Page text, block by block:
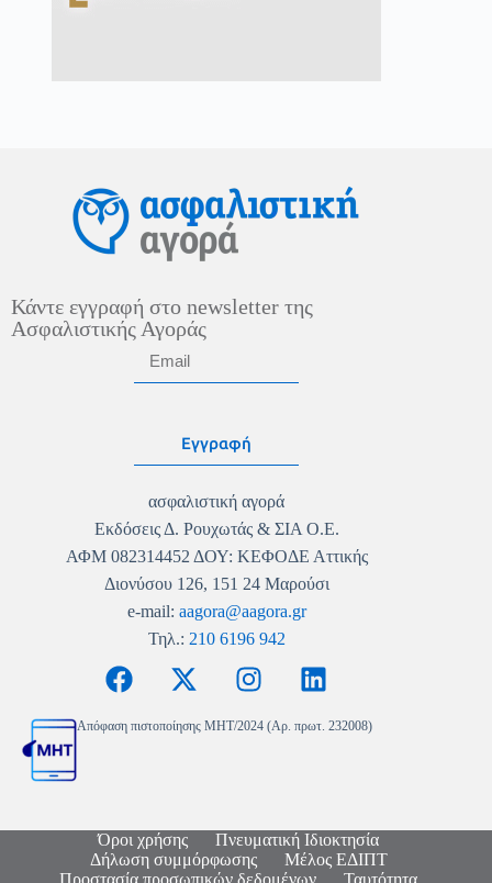
Κάντε εγγραφή στο newsletter της
Ασφαλιστικής Αγοράς
Εγγραφή
ασφαλιστική αγορά
Εκδόσεις Δ. Ρουχωτάς & ΣΙΑ Ο.Ε.
ΑΦΜ 082314452 ΔΟΥ: ΚΕΦΟΔΕ Αττικής
Διονύσου 126, 151 24 Μαρούσι
e-mail: aagora@aagora.gr
Τηλ.: 210 6196 942
Απόφαση πιστοποίησης MHT/2024 (Αρ. πρωτ. 232008)
Όροι χρήσης
Πνευματική Ιδιοκτησία
Δήλωση συμμόρφωσης
Μέλος ΕΔΙΠΤ
Προστασία προσωπικών δεδομένων
Ταυτότητα